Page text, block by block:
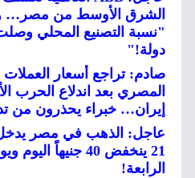
الشرق الأوسط من مصر…
دولة!"
صادم: تراجع أسعار العملات
المصري بعد اندلاع الحرب
إيران… خبراء يحذرون من
عاجل: الذهب في مصر يدخل
21 ينخفض 40
الرابعة!